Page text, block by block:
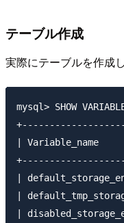
テーブル作成
実際にテーブルを作成
mysql> SHOW
|
|
|
|